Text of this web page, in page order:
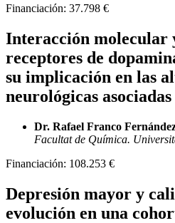
Financiación: 37.798 €
Interacción molecular
receptores de
su implicación en las
neurológicas
Dr. Rafael Franco
Facultat de Química.
Financiación: 108.253 €
Depresión mayor y
evolución en una